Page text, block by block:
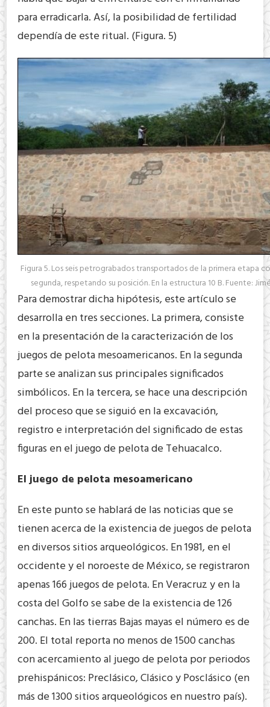
para erradicarla. Así, la posibilidad de fertilidad
dependía de este ritual. (Figura. 5)
Figura 5. Los seis petrograbados transportados de la primera etapa
segunda, respetando su posición. En la estructura 10 B. Fuente:
Para demostrar dicha hipótesis, este artículo se
desarrolla en tres secciones. La primera, consiste
en la presentación de la caracterización de los
juegos de pelota mesoamericanos. En la segunda
parte se analizan sus principales significados
simbólicos. En la tercera, se hace una descripción
del proceso que se siguió en la excavación,
registro e interpretación del significado de estas
figuras en el juego de pelota de Tehuacalco.
El juego de pelota mesoamericano
En este punto se hablará de las noticias que se
tienen acerca de la existencia de juegos de pelota
en diversos sitios arqueológicos. En 1981, en el
occidente y el noroeste de México, se registraron
apenas 166 juegos de pelota. En Veracruz y en la
costa del Golfo se sabe de la existencia de 126
canchas. En las tierras Bajas mayas el número es de
200. El total reporta no menos de 1500 canchas
con acercamiento al juego de pelota por periodos
prehispánicos: Preclásico, Clásico y Posclásico (en
más de 1300 sitios arqueológicos en nuestro país).